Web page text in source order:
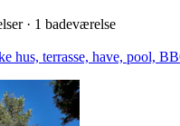
· 1 badeværelse
hus, terrasse, have, pool,